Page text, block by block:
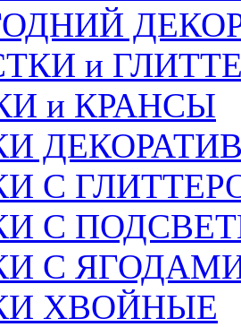
и
и КРАНСЫ
С
С
С
ХВОЙНЫЕ